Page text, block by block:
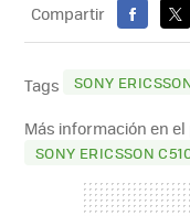
Compartir
X
Tags SONY
Más información en
SONY ERICSSON